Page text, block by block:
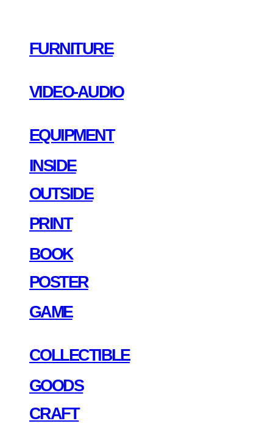
FURNITURE
VIDEO-AUDIO
EQUIPMENT
INSIDE
OUTSIDE
PRINT
BOOK
POSTER
GAME
COLLECTIBLE
GOODS
CRAFT